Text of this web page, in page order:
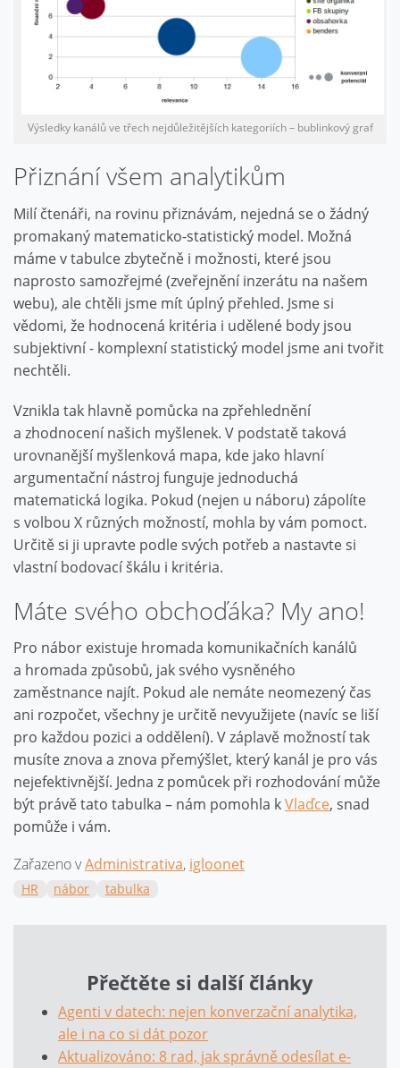
Výsledky kanálů ve třech nejdůležitějších kategoriích – bublinkový graf
Přiznání všem analytikům
Milí čtenáři, na rovinu přiznávám, nejedná se o žádný
promakaný matematicko-statistický model. Možná
máme v tabulce zbytečně i možnosti, které jsou
naprosto samozřejmé (zveřejnění inzerátu na našem
webu), ale chtěli jsme mít úplný přehled. Jsme si
vědomi, že hodnocená kritéria i udělené body jsou
subjektivní - komplexní statistický model jsme ani tvořit
nechtěli.
Vznikla tak hlavně pomůcka na zpřehlednění
a zhodnocení našich myšlenek. V podstatě taková
urovnanější myšlenková mapa, kde jako hlavní
argumentační nástroj funguje jednoduchá
matematická logika. Pokud (nejen u náboru) zápolíte
s volbou X různých možností, mohla by vám pomoct.
Určitě si ji upravte podle svých potřeb a nastavte si
vlastní bodovací škálu i kritéria.
Máte svého obchoďáka? My ano!
Pro nábor existuje hromada komunikačních kanálů
a hromada způsobů, jak svého vysněného
zaměstnance najít. Pokud ale nemáte neomezený čas
ani rozpočet, všechny je určitě nevyužijete (navíc se liší
pro každou pozici a oddělení). V záplavě možností tak
musíte znova a znova přemýšlet, který kanál je pro vás
nejefektivnější. Jedna z pomůcek při rozhodování může
být právě tato tabulka – nám pomohla kVlaďce, snad
pomůže i vám.
Zařazeno vAdministrativa, igloonet
HR nábor tabulka
Přečtěte si další články
Agenti v datech: nejen konverzační analytika,
ale i na co si dát pozor
Aktualizováno: 8 rad, jak správně odesílat e-